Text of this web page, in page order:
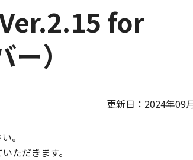
for
）
更新日：2024年09
。
ただきます。